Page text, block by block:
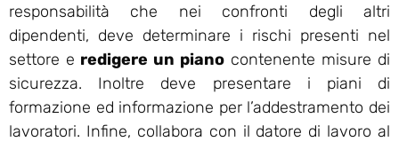
responsabilità che nei confronti degli altri
dipendenti, deve determinare i rischi presenti nel
settore e redigere un piano contenente misure di
sicurezza. Inoltre deve presentare i piani di
formazione ed informazione per l’addestramento dei
lavoratori. Infine, collabora con il datore di lavoro al